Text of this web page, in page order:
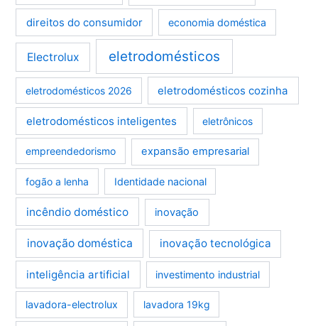
direitos do consumidor economia doméstica
Electrolux eletrodomésticos
eletrodomésticos 2026 eletrodomésticos cozinha
eletrodomésticos inteligentes eletrônicos
empreendedorismo expansão empresarial
fogão a lenha Identidade nacional
incêndio doméstico inovação
inovação doméstica inovação tecnológica
inteligência artificial investimento industrial
lavadora-electrolux lavadora 19kg